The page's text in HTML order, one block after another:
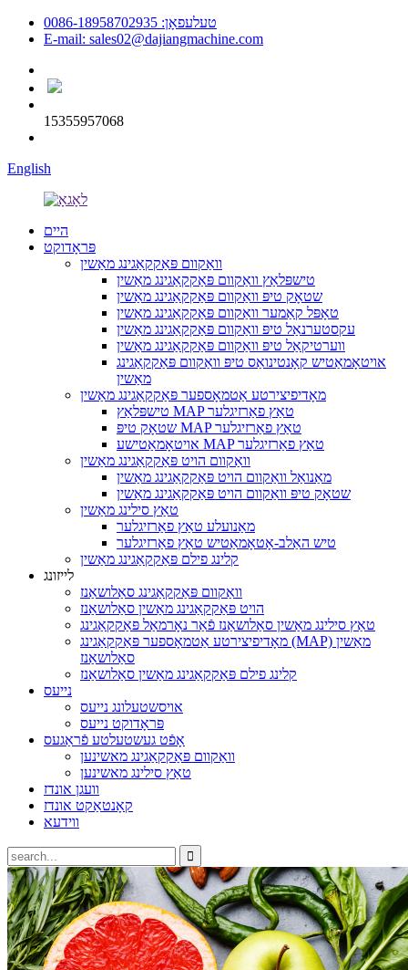
טעלעפאָן: 0086-18958702935
E-mail: sales02@dajiangmachine.com
15355957068
English
היים
פּראָדוקט
וואַקוום פּאַקקאַגינג מאַשין
טישפּלאַץ וואַקוום פּאַקקאַגינג מאַשין
שטאָק טיפּ וואַקוום פּאַקקאַגינג מאַשין
טאָפּל קאַמער וואַקוום פּאַקקאַגינג מאַשין
עקסטערנאַל טיפּ וואַקוום פּאַקקאַגינג מאַשין
ווערטיקאַל טיפּ וואַקוום פּאַקקאַגינג מאַשין
אויטאָמאַטיש קאָנטינואַס טיפּ וואַקוום פּאַקקאַגינג
מאַשין
מאָדיפיצירטע אַטמאָספער פּאַקקאַגינג מאַשין
טישפּלאַץ MAP טאַץ פאַרזיגלער
שטאָק טיפּ MAP טאַץ פאַרזיגלער
אויטאָמאַטישע MAP טאַץ פאַרזיגלער
וואַקוום הויט פּאַקקאַגינג מאַשין
מאַנואַל וואַקוום הויט פּאַקקאַגינג מאַשין
שטאָק טיפּ וואַקוום הויט פּאַקקאַגינג מאַשין
טאַץ סילינג מאַשין
מאַנועלע טאַץ פאַרזיגלער
טיש האַלב-אָטאָמאַטיש טאַץ פאַרזיגלער
קלינג פילם פּאַקקאַגינג מאַשין
לייזונג
וואַקוום פּאַקקאַגינג סאַלושאַנז
הויט פּאַקקאַגינג מאַשין סאַלושאַנז
טאַץ סילינג מאַשין סאַלושאַנז פֿאַר נאָרמאַל פּאַקקאַגינג
מאָדיפיצירטע אַטמאָספער פּאַקקאַגינג (MAP) מאַשין
סאַלושאַנז
קלינג פילם פּאַקקאַגינג מאַשין סאַלושאַנז
נייעס
אויסשטעלונג נייעס
פּראָדוקט נייעס
אָפֿט געשטעלטע פֿראַגעס
וואַקוום פּאַקקאַגינג מאשינען
טאַץ סילינג מאשינען
וועגן אונדז
קאָנטאַקט אונדז
ווידעא